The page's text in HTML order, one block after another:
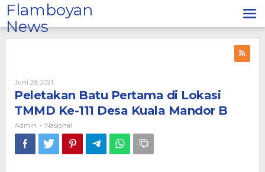
Lewati
ke
konten
Flamboyan
News
Juni 29, 2021
Admin
Peletakan Batu Pertama di Lokasi
TMMD Ke-111 Desa Kuala Mandor B
Admin - Nasional